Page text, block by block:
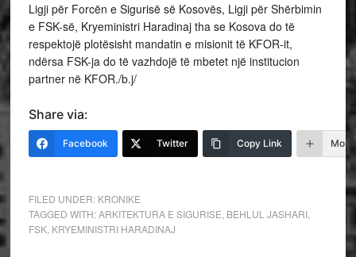
Ligji për Forcën e Sigurisë së Kosovës, Ligji për Shërbimin
e FSK-së, Kryeministri Haradinaj tha se Kosova do të
respektojë plotësisht mandatin e misionit të KFOR-it,
ndërsa FSK-ja do të vazhdojë të mbetet një institucion
partner në KFOR./b.j/
Share via:
Facebook Twitter Copy Link More
FILED UNDER: KRONIKE
TAGGED WITH:ARKITEKTURA E SIGURISE BEHLUL JASHARI,
FSK, KRYEMINISTRI HARADINAJ